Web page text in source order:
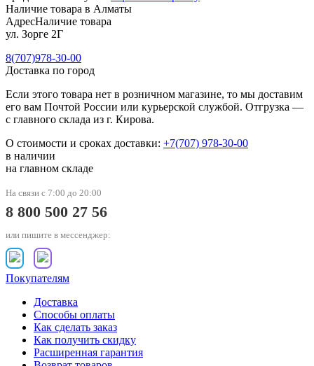
Наличие товара в Алматы
АдресНаличие товара
ул. Зорге 2Г
8(707)978-30-00
Доставка по город
Если этого товара нет в розничном магазине, то мы доставим
его вам Почтой России или курьерской службой. Отгрузка —
с главного склада из г. Кирова.
О стоимости и сроках доставки: +7(707) 978-30-00
в наличии
на главном складе
На связи с 7:00 до 20:00
8 800 500 27 56
или пишите в мессенджер:
Покупателям
Доставка
Способы оплаты
Как сделать заказ
Как получить скидку
Расширенная гарантия